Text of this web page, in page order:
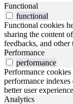
Functional
functional
Functional cookies
sharing the content
feedbacks, and
Performance
performance
Performance
performance
better user
Analytics